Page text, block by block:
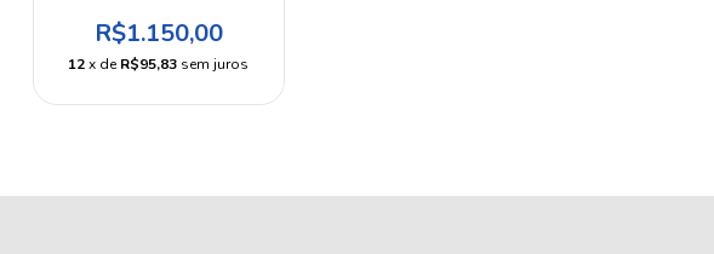
R$1.150,00
12 x deR$95,83 sem juros